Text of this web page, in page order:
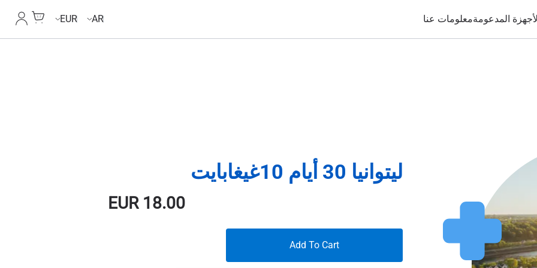
المدعومةمعلومات عنا AR
EUR
حسابي
ليتوانيا 30 أيام 10غيغابايت
EUR18.00
Add To Cart